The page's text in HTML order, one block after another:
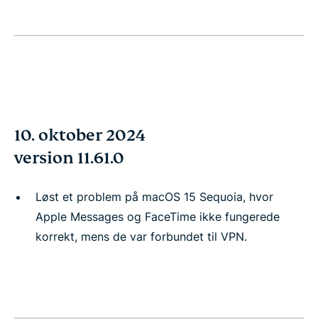
10. oktober 2024
version 11.61.0
Løst et problem på macOS 15 Sequoia, hvor
Apple Messages og FaceTime ikke fungerede
korrekt, mens de var forbundet til VPN.